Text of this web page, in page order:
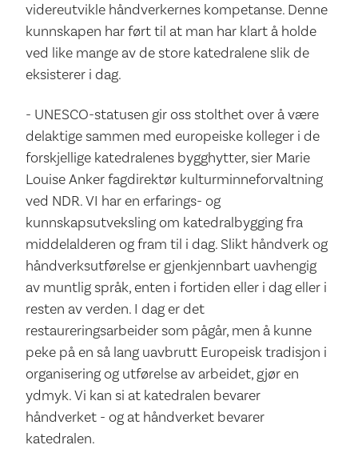
videreutvikle håndverkernes kompetanse. Denne
kunnskapen har ført til at man har klart å holde
ved like mange av de store katedralene slik de
eksisterer i dag.
- UNESCO-statusen gir oss stolthet over å være
delaktige sammen med europeiske kolleger i de
forskjellige katedralenes bygghytter, sier Marie
Louise Anker fagdirektør kulturminneforvaltning
ved NDR. VI har en erfarings- og
kunnskapsutveksling om katedralbygging fra
middelalderen og fram til i dag. Slikt håndverk og
håndverksutførelse er gjenkjennbart uavhengig
av muntlig språk, enten i fortiden eller i dag eller i
resten av verden. I dag er det
restaureringsarbeider som pågår, men å kunne
peke på en så lang uavbrutt Europeisk tradisjon i
organisering og utførelse av arbeidet, gjør en
ydmyk. Vi kan si at katedralen bevarer
håndverket - og at håndverket bevarer
katedralen.